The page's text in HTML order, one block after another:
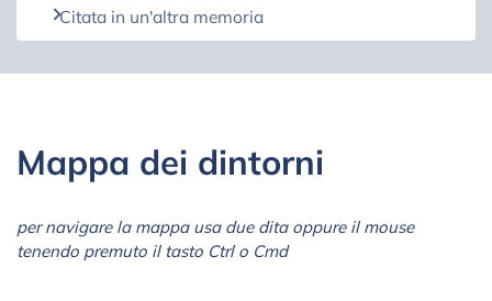
Citata in un'altra memoria
Mappa dei dintorni
per navigare la mappa usa due dita oppure il mouse
tenendo premuto il tasto Ctrl o Cmd